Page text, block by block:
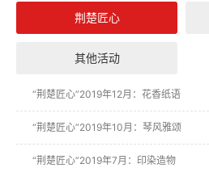
荆楚匠心
其他活动
“荆楚匠心”2019年12月：花香纸语
“荆楚匠心”2019年10月：琴风雅颂
“荆楚匠心”2019年7月：印染造物